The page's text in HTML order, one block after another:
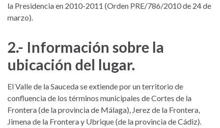
la Presidencia en 2010-2011 (Orden PRE/786/2010 de 24 de
marzo).
2.- Información sobre la
ubicación del lugar.
El Valle de la Sauceda se extiende por un territorio de
confluencia de los términos municipales de Cortes de la
Frontera (de la provincia de Málaga), Jerez de la Frontera,
Jimena de la Frontera y Ubrique (de la provincia de Cádiz).